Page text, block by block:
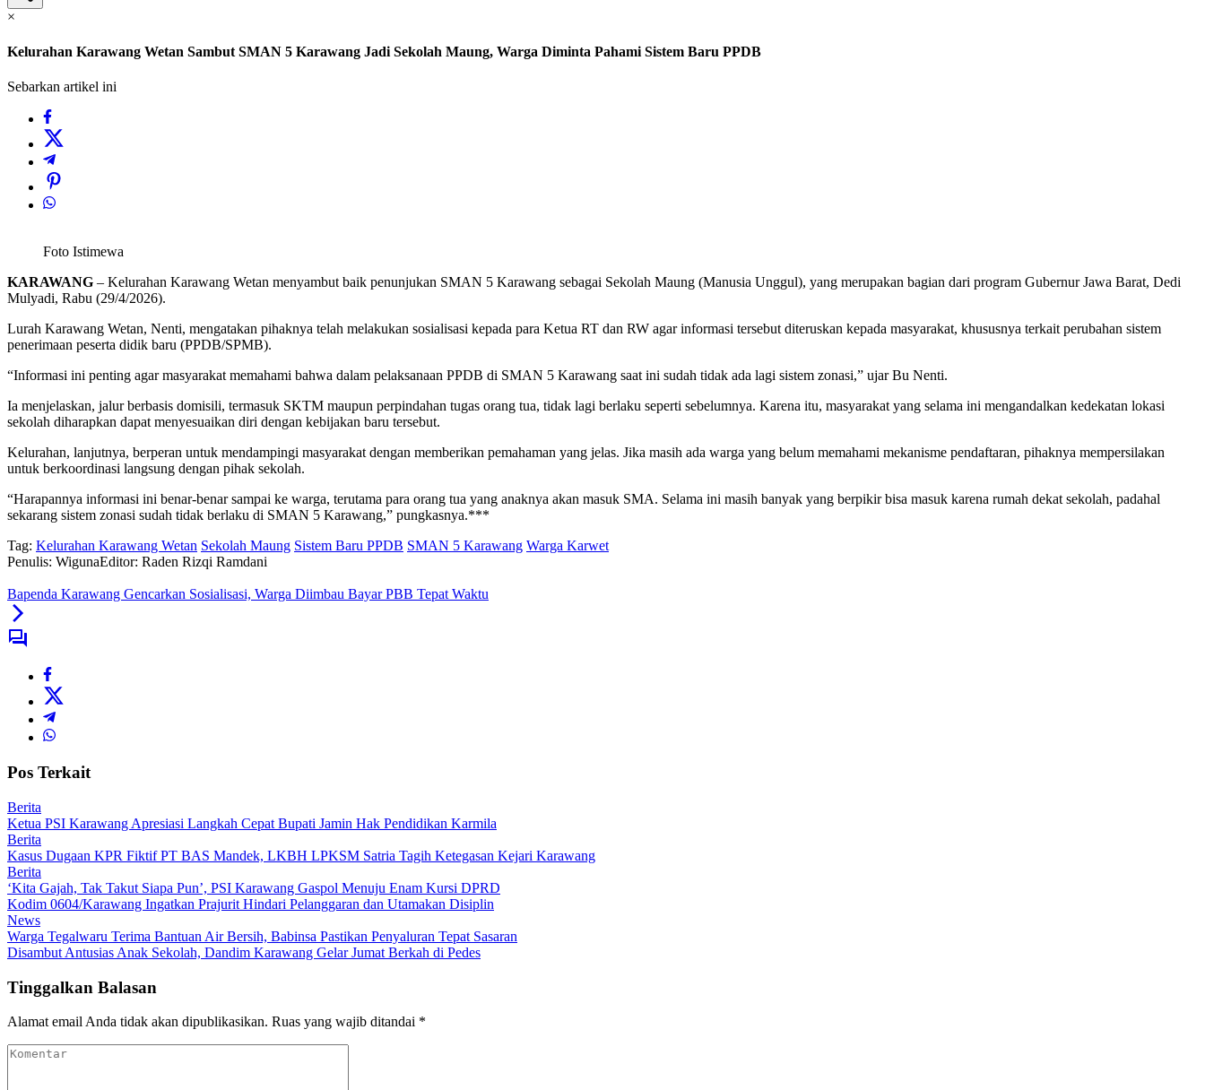
×
Kelurahan Karawang Wetan Sambut SMAN 5 Karawang Jadi Sekolah Maung, Warga Diminta Pahami Sistem Baru PPDB
Sebarkan artikel ini
Foto Istimewa
KARAWANG – Kelurahan Karawang Wetan menyambut baik penunjukan SMAN 5 Karawang sebagai Sekolah Maung (Manusia Unggul), yang merupakan bagian dari program Gubernur Jawa Barat, Dedi
Mulyadi, Rabu (29/4/2026).
Lurah Karawang Wetan, Nenti, mengatakan pihaknya telah melakukan sosialisasi kepada para Ketua RT dan RW agar informasi tersebut diteruskan kepada masyarakat, khususnya terkait perubahan sistem
penerimaan peserta didik baru (PPDB/SPMB).
“Informasi ini penting agar masyarakat memahami bahwa dalam pelaksanaan PPDB di SMAN 5 Karawang saat ini sudah tidak ada lagi sistem zonasi,” ujar Bu Nenti.
Ia menjelaskan, jalur berbasis domisili, termasuk SKTM maupun perpindahan tugas orang tua, tidak lagi berlaku seperti sebelumnya. Karena itu, masyarakat yang selama ini mengandalkan kedekatan lokasi
sekolah diharapkan dapat menyesuaikan diri dengan kebijakan baru tersebut.
Kelurahan, lanjutnya, berperan untuk mendampingi masyarakat dengan memberikan pemahaman yang jelas. Jika masih ada warga yang belum memahami mekanisme pendaftaran, pihaknya mempersilakan
untuk berkoordinasi langsung dengan pihak sekolah.
“Harapannya informasi ini benar-benar sampai ke warga, terutama para orang tua yang anaknya akan masuk SMA. Selama ini masih banyak yang berpikir bisa masuk karena rumah dekat sekolah, padahal
sekarang sistem zonasi sudah tidak berlaku di SMAN 5 Karawang,” pungkasnya.***
Tag: Kelurahan Karawang Wetan Sekolah Maung Sistem Baru PPDB SMAN 5 Karawang Warga Karwet
Penulis: WigunaEditor: Raden Rizqi Ramdani
Bapenda Karawang Gencarkan Sosialisasi, Warga Diimbau Bayar PBB Tepat Waktu
Pos Terkait
Berita
Ketua PSI Karawang Apresiasi Langkah Cepat Bupati Jamin Hak Pendidikan Karmila
Berita
Kasus Dugaan KPR Fiktif PT BAS Mandek, LKBH LPKSM Satria Tagih Ketegasan Kejari Karawang
Berita
‘Kita Gajah, Tak Takut Siapa Pun’, PSI Karawang Gaspol Menuju Enam Kursi DPRD
Kodim 0604/Karawang Ingatkan Prajurit Hindari Pelanggaran dan Utamakan Disiplin
News
Warga Tegalwaru Terima Bantuan Air Bersih, Babinsa Pastikan Penyaluran Tepat Sasaran
Disambut Antusias Anak Sekolah, Dandim Karawang Gelar Jumat Berkah di Pedes
Tinggalkan Balasan
Alamat email Anda tidak akan dipublikasikan. Ruas yang wajib ditandai *